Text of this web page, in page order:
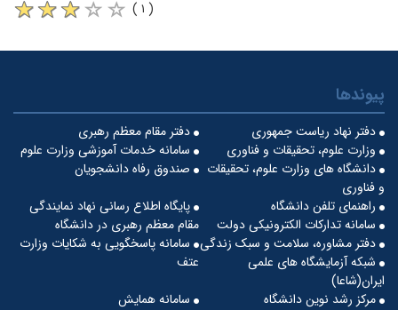
( ۱ )
پیوندها
دفتر مقام معظم رهبری
دفتر نهاد ریاست جمهوری
سامانه خدمات آموزشی وزارت علوم
وزارت علوم، تحقیقات و فناوری
صندوق رفاه دانشجویان
دانشگاه های وزارت علوم، تحقیقات
و فناوری
پایگاه اطلاع رسانی نهاد نمایندگی
مقام معظم رهبری در دانشگاه
راهنمای تلفن دانشگاه
سامانه تدارکات الکترونیکی دولت
سامانه پاسخگویی به شکایات وزارت
عتف
دفتر مشاوره، سلامت و سبک زندگی
شبکه آزمایشگاه های علمی
ایران(شاعا)
سامانه همایش
مرکز رشد نوین دانشگاه